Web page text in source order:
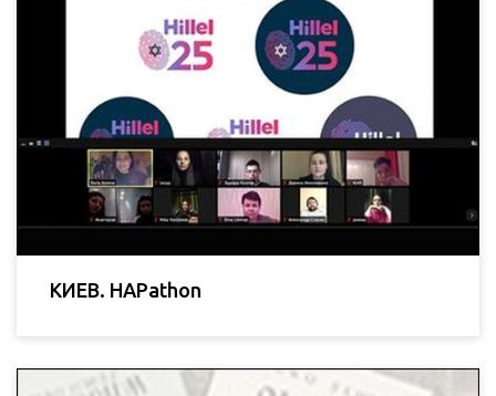
КИЕВ. HAPathon